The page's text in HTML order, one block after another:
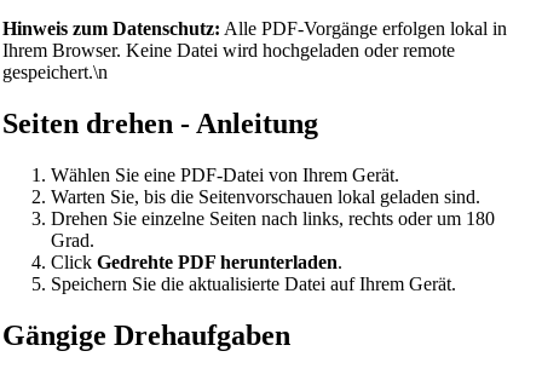
Hinweis zum Datenschutz: Alle PDF-Vorgänge erfolgen lokal in
Ihrem Browser. Keine Datei wird hochgeladen oder remote
gespeichert.\n
Seiten drehen - Anleitung
Wählen Sie eine PDF-Datei von Ihrem Gerät.
Warten Sie, bis die Seitenvorschauen lokal geladen sind.
Drehen Sie einzelne Seiten nach links, rechts oder um 180
Grad.
Click Gedrehte PDF herunterladen.
Speichern Sie die aktualisierte Datei auf Ihrem Gerät.
Gängige Drehaufgaben